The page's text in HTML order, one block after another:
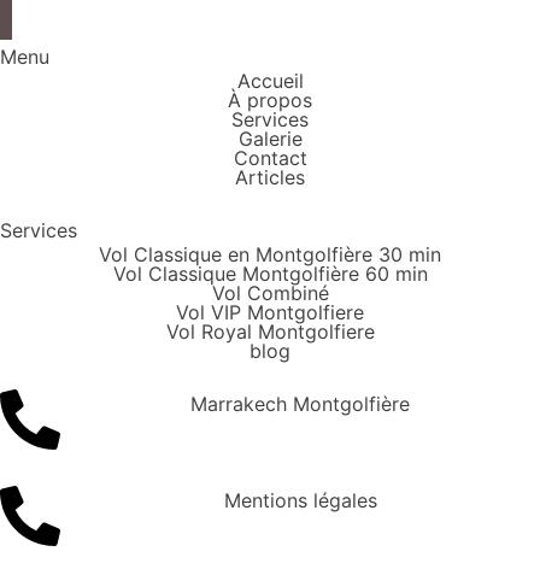
Menu
Accueil
À propos
Services
Galerie
Contact
Articles
Services
Vol Classique en Montgolfière 30 min
Vol Classique Montgolfière 60 min
Vol Combiné
Vol VIP Montgolfiere
Vol Royal Montgolfiere
blog
Marrakech Montgolfière
Mentions légales